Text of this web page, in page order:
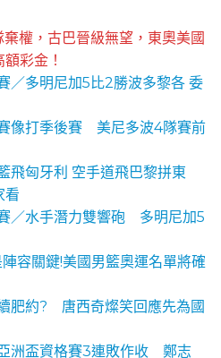
權，古巴晉級無望，東奧美國
彩金！
／多明尼加5比2勝波多黎各 委
像打季後賽 美尼多波4隊賽前
飛匈牙利 空手道飛巴黎拼東
看
／水手潛力雙響砲 多明尼加5
容關鍵!美國男籃奧運名單將確
肥約? 唐西奇燦笑回應先為國
洲盃資格賽3連敗作收 鄭志